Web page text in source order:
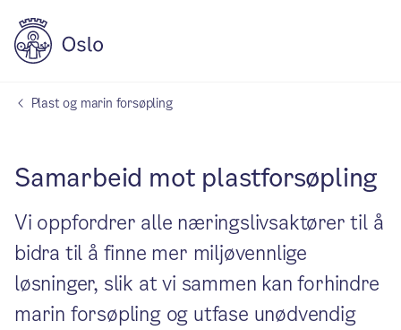
Plast og marin forsøpling
Samarbeid mot plastforsøpling
Vi oppfordrer alle næringslivsaktører til å
bidra til å finne mer miljøvennlige
løsninger, slik at vi sammen kan forhindre
marin forsøpling og utfase unødvendig